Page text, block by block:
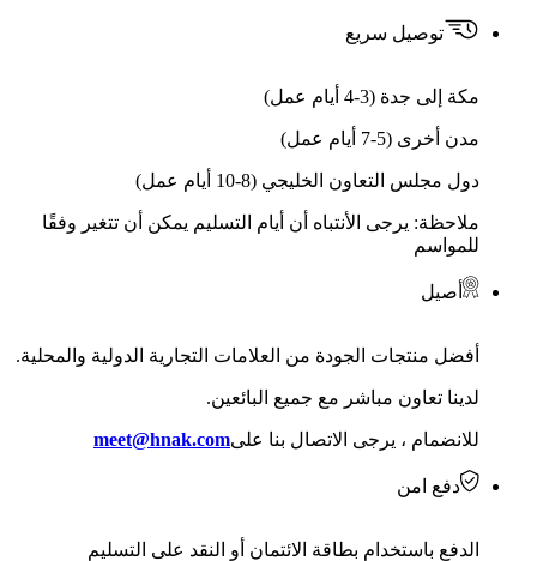
توصيل سريع
مكة إلى جدة (3-4 أيام عمل)
مدن أخرى (5-7 أيام عمل)
دول مجلس التعاون الخليجي (8-10 أيام عمل)
ملاحظة: يرجى الأنتباه أن أيام التسليم يمكن أن تتغير وفقًا
للمواسم
أصيل
أفضل منتجات الجودة من العلامات التجارية الدولية والمحلية.
لدينا تعاون مباشر مع جميع البائعين.
للانضمام ، يرجى الاتصال بنا علىmeet@hnak.com
دفع امن
الدفع باستخدام بطاقة الائتمان أو النقد على التسليم